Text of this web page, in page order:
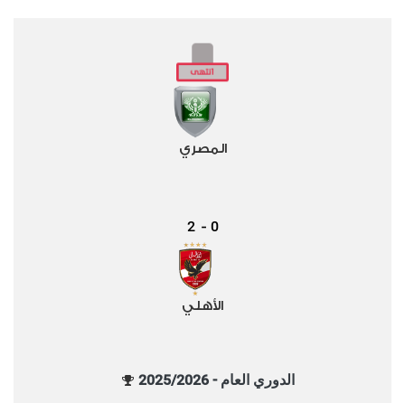
المصري
0
-
2
الأهلي
الدوري العام - 2025/2026